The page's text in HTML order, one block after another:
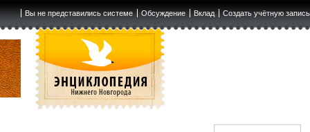
Вы не представились системе Обсуждение Вклад Создать учётную запись